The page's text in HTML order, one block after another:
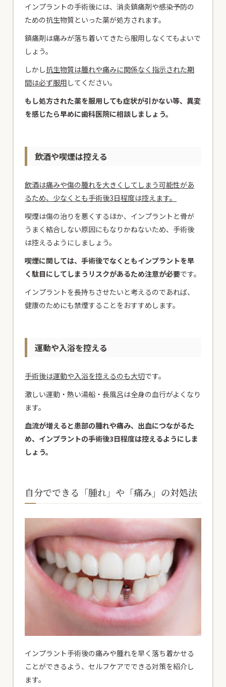
インプラントの手術後には、消炎鎮痛剤や感染予防の
ための抗生物質といった薬が処方されます。
鎮痛剤は痛みが落ち着いてきたら服用しなくてもよいで
しょう。
しかし抗生物質は腫れや痛みに関係なく指示された期
間は必ず服用 してください。
もし処方された薬を服用しても症状が引かない等、異変
を感じたら早めに歯科医院に相談しましょう。
飲酒や喫煙は控える
飲酒は痛みや傷の腫れを大きくしてしまう可能性があ
るため、少なくとも手術後3日程度は控えます。
喫煙は傷の治りを悪くするほか、インプラントと骨が
うまく結合しない原因にもなりかねないため、手術後
は控えるようにしましょう。
喫煙に関しては、手術後でなくともインプラントを早
く駄目にしてしまうリスクがあるため注意が必要です。
インプラントを長持ちさせたいと考えるのであれば、
健康のためにも禁煙することをおすすめします。
運動や入浴を控える
手術後は運動や入浴を控えるのも大切です。
激しい運動・熱い湯船・長風呂は全身の血行がよくなり
ます。
血流が増えると患部の腫れや痛み、出血につながるた
め、インプラントの手術後3日程度は控えるようにしま
しょう。
自分でできる「腫れ」や「痛み」の対処法
インプラント手術後の痛みや腫れを早く落ち着かせる
ことができるよう、セルフケアでできる対策を紹介し
ます。